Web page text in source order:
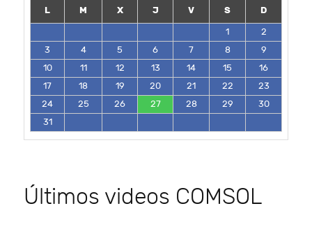
L M X J V S
D
1
2
3
4 5 6 7 8
9
10
11 12 13 14 15
16
17
18 19 20 21 22
23
24
25 26 27 28 29
30
31
Últimos videos COMSOL